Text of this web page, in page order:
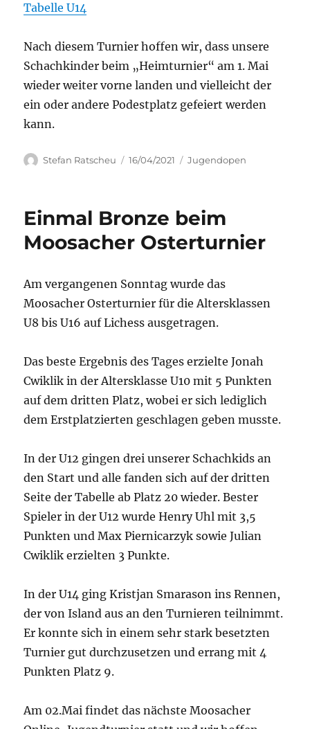
Tabelle U14
Nach diesem Turnier hoffen wir, dass unsere
Schachkinder beim „Heimturnier“ am 1. Mai
wieder weiter vorne landen und vielleicht der
ein oder andere Podestplatz gefeiert werden
kann.
Autor
Stefan Ratscheu
Veröffentlicht
16/04/2021 Kategorien
Jugendopen
Einmal Bronze beim
Moosacher Osterturnier
Am vergangenen Sonntag wurde das
Moosacher Osterturnier für die Altersklassen
U8 bis U16 auf Lichess ausgetragen.
Das beste Ergebnis des Tages erzielte Jonah
Cwiklik in der Altersklasse U10 mit 5 Punkten
auf dem dritten Platz, wobei er sich lediglich
dem Erstplatzierten geschlagen geben musste.
In der U12 gingen drei unserer Schachkids an
den Start und alle fanden sich auf der dritten
Seite der Tabelle ab Platz 20 wieder. Bester
Spieler in der U12 wurde Henry Uhl mit 3,5
Punkten und Max Piernicarzyk sowie Julian
Cwiklik erzielten 3 Punkte.
In der U14 ging Kristjan Smarason ins Rennen,
der von Island aus an den Turnieren teilnimmt.
Er konnte sich in einem sehr stark besetzten
Turnier gut durchzusetzen und errang mit 4
Punkten Platz 9.
Am 02.Mai findet das nächste Moosacher